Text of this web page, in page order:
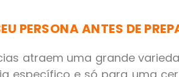
PERSONA ANTES DE
atraem uma grande